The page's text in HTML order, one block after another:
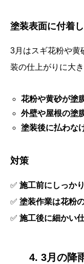
塗装表面に付着
3月はスギ花粉や黄
装の仕上がりに大
花粉や黄砂が塗
外壁や屋根の塗
塗装後に払わな
対策
✅ 施工前にしっか
✅ 塗装作業は花粉
✅ 施工後に細かい
4. 3月の降